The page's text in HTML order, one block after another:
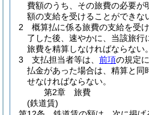
費額のうち、その旅費の必要が
額の支給を受けることができな
2
概算払に係る旅費の支給を受
了した後、速やかに、当該旅行
旅費を精算しなければならない。
3
支払担当者等は、 前項の規定
払金があった場合は、精算と同
せなければならない。
第2章
旅費
(鉄道賃)